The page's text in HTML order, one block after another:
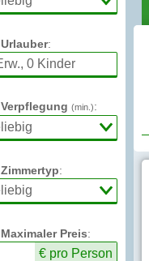
Urlauber:
Verpflegung (min.):
Zimmertyp:
Maximaler Preis:
€ pro Person